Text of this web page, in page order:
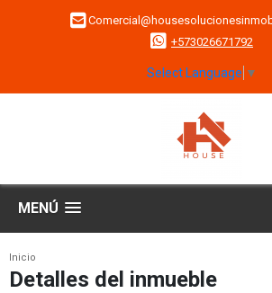
+573026671792
Select Language ▼
MENÚ
Inicio
Detalles del inmueble